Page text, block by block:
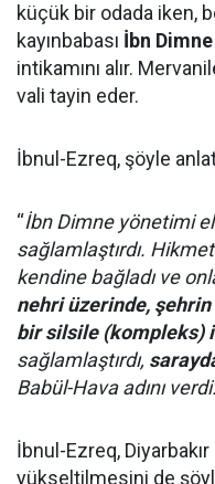
küçük bir odada iken,
kayınbabası İbn Dimne
intikamını alır.
vali tayin eder.
İbnul-Ezreq, şöyle
“İbn Dimne yönetimi
sağlamlaştırdı.
kendine bağladı ve
nehri üzerinde,
bir silsile (kompleks)
sağlamlaştırdı,
Babül-Hava adını verdi.
İbnul-Ezreq, Diyarbakır
yükseltilmesini de